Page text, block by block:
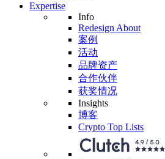
Expertise
Info
Redesign About
案例
活动
品牌资产
合作伙伴
获奖情况
Insights
博客
Crypto Top Lists